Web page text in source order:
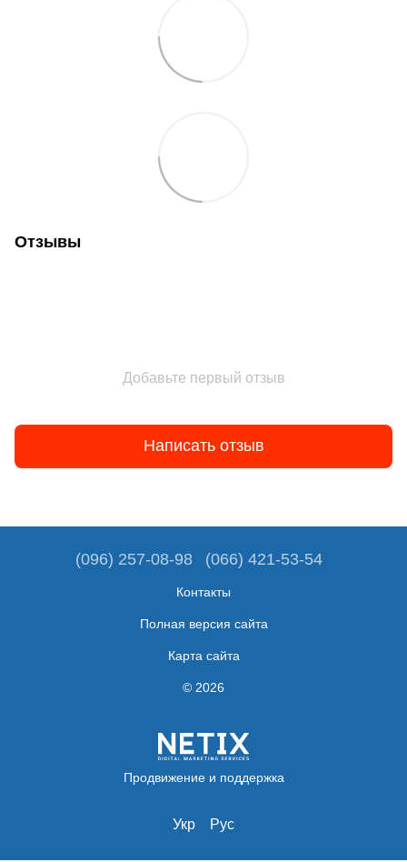
Отзывы
Добавьте первый отзыв
Написать отзыв
(096) 257-08-98 (066) 421-53-54
Контакты
Полная версия сайта
Карта сайта
© 2026
Продвижение и поддержка
Укр Рус